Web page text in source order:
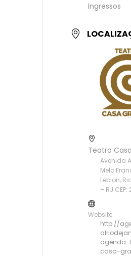
Ingressos
Teatro
Avenida
Melo
Leblon,
– RJ
Website
http://
agenda-
casa-